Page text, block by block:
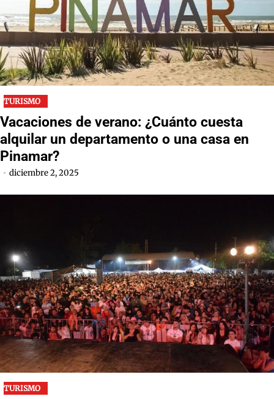
TURISMO
Vacaciones de verano: ¿Cuánto cuesta
alquilar un departamento o una casa en
Pinamar?
diciembre 2, 2025
TURISMO